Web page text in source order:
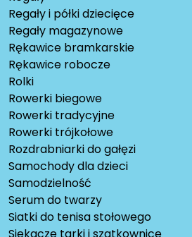
Regały i półki dziecięce
Regały magazynowe
Rękawice bramkarskie
Rękawice robocze
Rolki
Rowerki biegowe
Rowerki tradycyjne
Rowerki trójkołowe
Rozdrabniarki do gałęzi
Samochody dla dzieci
Samodzielność
Serum do twarzy
Siatki do tenisa stołowego